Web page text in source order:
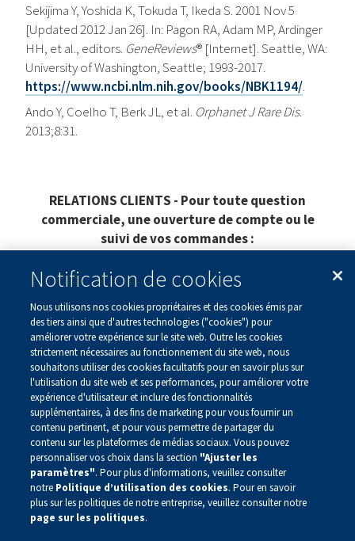
Sekijima Y, Yoshida K, Tokuda T, Ikeda S. 2001 Nov 5
[Updated 2012 Jan 26]. In: Pagon RA, Adam MP, Ardinger
HH, et al., editors. GeneReviews® [Internet]. Seattle, WA:
University of Washington, Seattle; 1993-2017.
https://www.ncbi.nlm.nih.gov/books/NBK1194/.
Ando Y, Coelho T, Berk JL, et al. Orphanet J Rare Dis.
2013;8:31.
RELATIONS CLIENTS - Pour toute question
commerciale, une ouverture de compte ou le
suivi de vos commandes :
serviceclients@alnylam.com | Tel : 01 87 65 09 22
Le contenu de ce site est destiné aux personnes
résidant en France.
CORP-FRA-00033 – October 2025
© 2025, Alnylam France SAS, Tous droits réservés, RCS
818 575 730 100-102 avenue de Suffren, 75015 Paris
Information Médicale :medinfo@alnylam.com
Politique de Confidentialité Mentions Légales
Notification de cookies
Nous utilisons nos cookies propriétaires et des cookies émis par
des tiers ainsi que d'autres technologies ("cookies") pour
améliorer votre expérience sur le site web. Outre les cookies
strictement nécessaires au fonctionnement du site web, nous
souhaitons utiliser des cookies facultatifs pour en savoir plus sur
l'utilisation du site web et ses performances, pour améliorer votre
expérience d'utilisateur et inclure des fonctionnalités
supplémentaires, à des fins de marketing pour vous fournir un
contenu pertinent, et pour vous permettre de partager du
contenu sur les plateformes de médias sociaux. Vous pouvez
personnaliser vos choix dans la section "Ajuster les
paramètres". Pour plus d'informations, veuillez consulter
notre Politique d’utilisation des cookies. Pour en savoir
plus sur les politiques de notre entreprise, veuillez consulter notre
page sur les politiques.